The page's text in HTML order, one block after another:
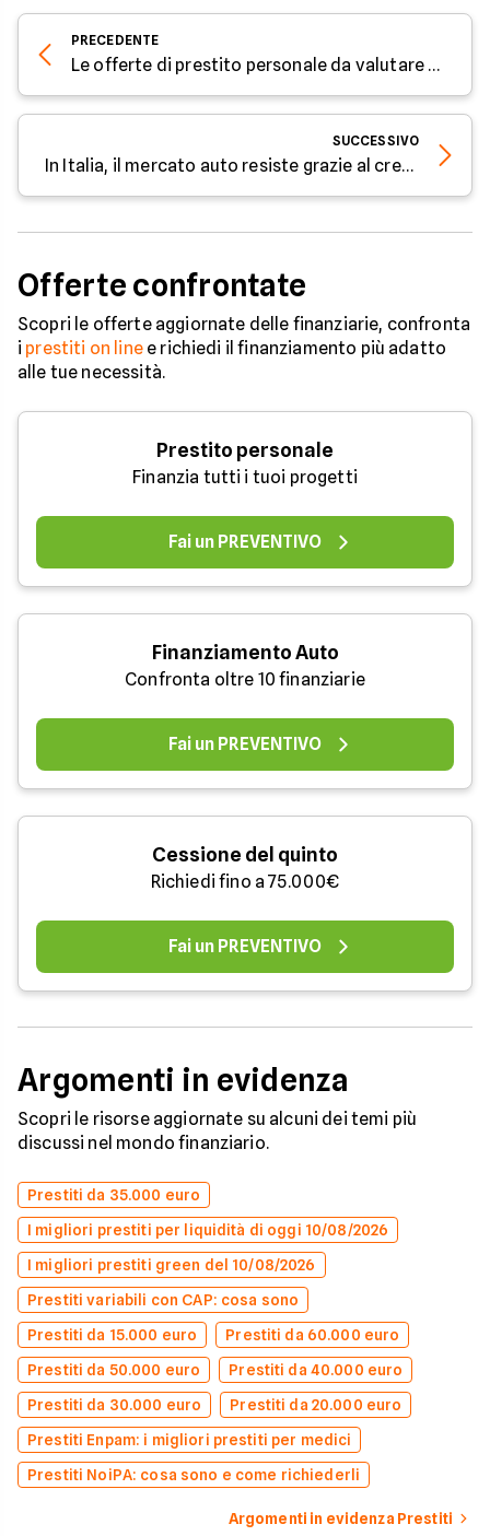
PRECEDENTE
Le offerte di prestito personale da valutare ad aprile 2026
SUCCESSIVO
In Italia, il mercato auto resiste grazie al credito al consumo
Offerte confrontate
Scopri le offerte aggiornate delle finanziarie, confronta
i prestiti on linee richiedi il finanziamento più adatto
alle tue necessità.
Prestito personale
Finanzia tutti i tuoi progetti
Fai un PREVENTIVO
Finanziamento Auto
Confronta oltre 10 finanziarie
Fai un PREVENTIVO
Cessione del quinto
Richiedi fino a 75.000€
Fai un PREVENTIVO
Argomenti in evidenza
Scopri le risorse aggiornate su alcuni dei temi più
discussi nel mondo finanziario.
Prestiti da 35.000 euro
I migliori prestiti per liquidità di oggi 10/08/2026
I migliori prestiti green del 10/08/2026
Prestiti variabili con CAP: cosa sono
Prestiti da 15.000 euro
Prestiti da 60.000 euro
Prestiti da 50.000 euro
Prestiti da 40.000 euro
Prestiti da 30.000 euro
Prestiti da 20.000 euro
Prestiti Enpam: i migliori prestiti per medici
Prestiti NoiPA: cosa sono e come richiederli
Argomenti in evidenza Prestiti